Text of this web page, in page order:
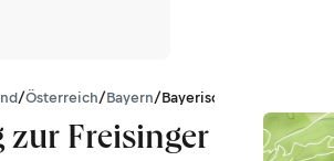
/Österreich/Bayern/Bayerische Voralpen
zur Freisinger